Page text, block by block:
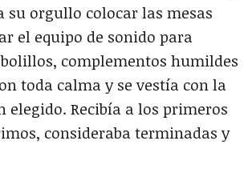
su orgullo colocar las mesas
el equipo de sonido para
complementos humildes
toda calma y se vestía con la
Recibía a los primeros
consideraba terminadas y